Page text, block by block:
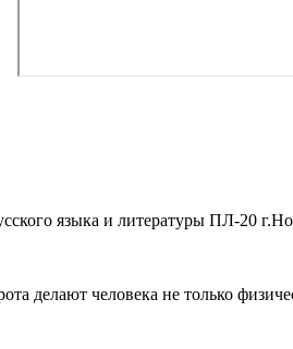
языка и литературы ПЛ-20
делают человека не только